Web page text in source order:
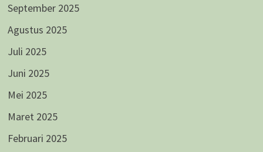
September 2025
Agustus 2025
Juli 2025
Juni 2025
Mei 2025
Maret 2025
Februari 2025